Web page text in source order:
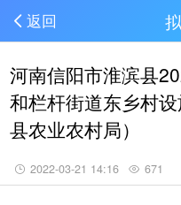
返回
河南信阳市淮滨县
和栏杆街道东乡村
县农业农村局）
2022-03-21 14:16 671